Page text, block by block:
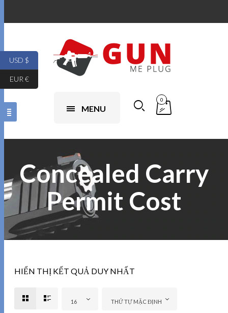
MENU
0
Concealed Carry
Permit Cost
HIỂN THỊ KẾT QUẢ DUY NHẤT
16 THỨ TỰ MẶC ĐỊNH
USD $
EUR €